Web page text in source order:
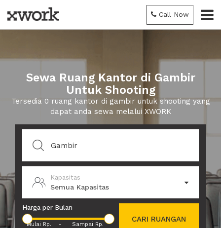
Call Now
Sewa Ruang Kantor di Gambir
Untuk Shooting
Tersedia 0 ruang kantor di gambir untuk shooting yang
dapat anda sewa melalui XWORK
Kapasitas
Semua Kapasitas
Harga per Bulan
Mulai Rp.
-
Sampai Rp.
CARI RUANGAN